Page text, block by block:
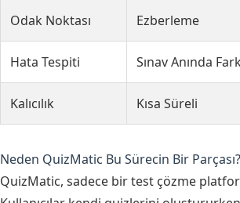
Odak Noktası Ezberleme
Hata Tespiti Sınav Anında
Kalıcılık Kısa Süreli
Neden QuizMatic Bu Sürecin Bir Parçası?
QuizMatic, sadece bir test çözme